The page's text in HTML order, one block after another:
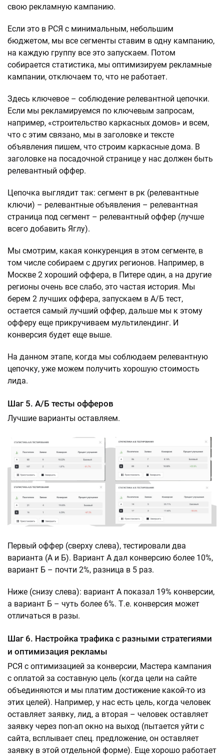
свою рекламную кампанию.
Если это в РСЯ с минимальным, небольшим
бюджетом, мы все сегменты ставим в одну кампанию,
на каждую группу все это запускаем. Потом
собирается статистика, мы оптимизируем рекламные
кампании, отключаем то, что не работает.
Здесь ключевое – соблюдение релевантной цепочки.
Если мы рекламируемся по ключевым запросам,
например, «строительство каркасных домов» и всем,
что с этим связано, мы в заголовке и тексте
объявления пишем, что строим каркасные дома. В
заголовке на посадочной странице у нас должен быть
релевантный оффер.
Цепочка выглядит так: сегмент в рк (релевантные
ключи) – релевантные объявления – релевантная
страница под сегмент – релевантный оффер (лучше
всего добавить Яглу).
Мы смотрим, какая конкуренция в этом сегменте, в
том числе собираем с других регионов. Например, в
Москве 2 хороший оффера, в Питере один, а на другие
регионы очень все слабо, это частая история. Мы
берем 2 лучших оффера, запускаем в А/Б тест,
остается самый лучший оффер, дальше мы к этому
офферу еще прикручиваем мультилендинг. И
конверсия будет еще выше.
На данном этапе, когда мы соблюдаем релевантную
цепочку, уже можем получить хорошую стоимость
лида.
Шаг 5. А/Б тесты офферов
Лучшие варианты оставляем.
Первый оффер (сверху слева), тестировали два
варианта (А и Б). Вариант А дал конверсию более 10%,
вариант Б – почти 2%, разница в 5 раз.
Ниже (снизу слева): вариант А показал 19% конверсии,
а вариант Б – чуть более 6%. Т.е. конверсия может
отличаться в разы.
Шаг 6. Настройка трафика с разными стратегиями
и оптимизация рекламы
РСЯ с оптимизацией за конверсии, Мастера кампания
с оплатой за составную цель (когда цели на сайте
объединяются и мы платим достижение какой-то из
этих целей). Например, у нас есть цель, когда человек
оставляет заявку, лид, а вторая – человек оставляет
заявку через поп-ап окно на выход (пытается уйти с
сайта, всплывает спец. предложение, он оставляет
заявку в этой отдельной форме). Еще хорошо работает